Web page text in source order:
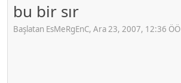
bu bir sır
Başlatan EsMeRgEnC, Ara 23, 2007, 12:36 ÖÖ